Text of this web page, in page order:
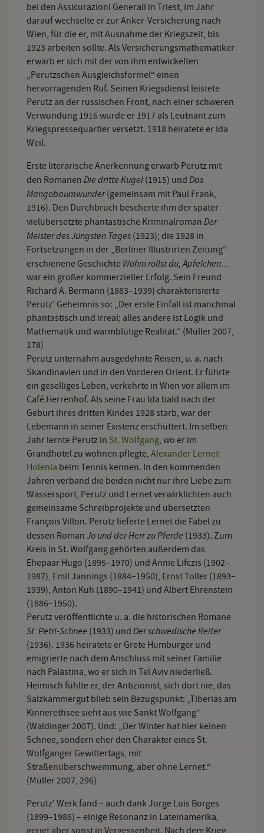
bei den Assicurazioni Generali in Triest, im Jahr
darauf wechselte er zur Anker-Versicherung nach
Wien, für die er, mit Ausnahme der Kriegszeit, bis
1923 arbeiten sollte. Als Versicherungsmathematiker
erwarb er sich mit der von ihm entwickelten
„Perutzschen Ausgleichsformel“ einen
hervorragenden Ruf. Seinen Kriegsdienst leistete
Perutz an der russischen Front, nach einer schweren
Verwundung 1916 wurde er 1917 als Leutnant zum
Kriegspressequartier versetzt. 1918 heiratete er Ida
Weil.
Erste literarische Anerkennung erwarb Perutz mit
den Romanen Die dritte Kugel (1915) und Das
Mangobaumwunder(gemeinsam mit Paul Frank,
1916). Den Durchbruch bescherte ihm der später
vielübersetzte phantastische Kriminalroman Der
Meister des Jüngsten Tages (1923); die 1928 in
Fortsetzungen in der „Berliner Illustrirten Zeitung“
erschienene Geschichte Wohin rollst du, Äpfelchen…
war ein großer kommerzieller Erfolg. Sein Freund
Richard A. Bermann (1883–1939) charakterisierte
Perutz' Geheimnis so: „Der erste Einfall ist manchmal
phantastisch und irreal; alles andere ist Logik und
Mathematik und warmblütige Realität.“ (Müller 2007,
178)
Perutz unternahm ausgedehnte Reisen, u. a. nach
Skandinavien und in den Vorderen Orient. Er führte
ein geselliges Leben, verkehrte in Wien vor allem im
Café Herrenhof. Als seine Frau Ida bald nach der
Geburt ihres dritten Kindes 1928 starb, war der
Lebemann in seiner Existenz erschüttert. Im selben
Jahr lernte Perutz in St. Wolfgang, wo er im
Grandhotel zu wohnen pflegte, Alexander Lernet-
Holenia beim Tennis kennen. In den kommenden
Jahren verband die beiden nicht nur ihre Liebe zum
Wassersport, Perutz und Lernet verwirklichten auch
gemeinsame Schreibprojekte und übersetzten
François Villon. Perutz lieferte Lernet die Fabel zu
dessen Roman Jo und der Herr zu Pferde (1933). Zum
Kreis in St. Wolfgang gehörten außerdem das
Ehepaar Hugo (1895–1970) und Annie Lifczis (1902–
1987), Emil Jannings (1884–1950), Ernst Toller (1893–
1939), Anton Kuh (1890–1941) und Albert Ehrenstein
(1886–1950).
Perutz veröffentlichte u. a. die historischen Romane
St. Petri-Schnee (1933) und Der schwedische Reiter
(1936). 1936 heiratete er Grete Humburger und
emigrierte nach dem Anschluss mit seiner Familie
nach Palästina, wo er sich in Tel Aviv niederließ.
Heimisch fühlte er, der Antizionist, sich dort nie, das
Salzkammergut blieb sein Bezugspunkt: „Tiberias am
Kinnerethsee sieht aus wie Sankt Wolfgang“
(Waldinger 2007). Und: „Der Winter hat hier keinen
Schnee, sondern eher den Charakter eines St.
Wolfganger Gewittertags, mit
Straßenüberschwemmung, aber ohne Lernet.“
(Müller 2007, 296)
Perutz' Werk fand – auch dank Jorge Luis Borges
(1899–1986) – einige Resonanz in Lateinamerika,
geriet aber sonst in Vergessenheit. Nach dem Krieg